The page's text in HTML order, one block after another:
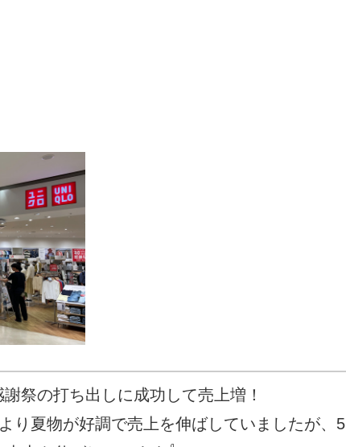
祭の打ち出しに成功して売上増！
り夏物が好調で売上を伸ばしていましたが、5